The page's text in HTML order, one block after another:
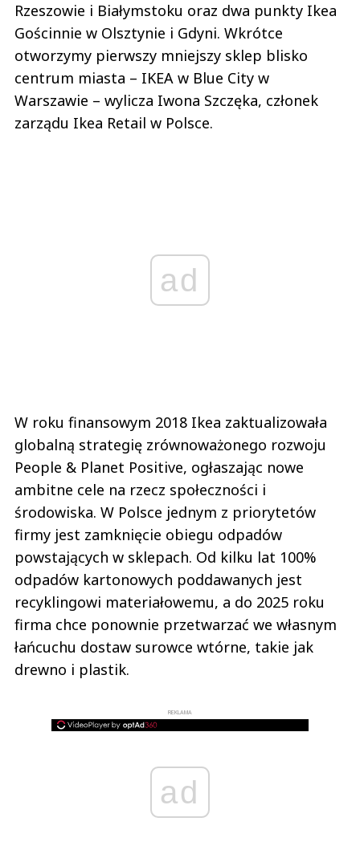
Rzeszowie i Białymstoku oraz dwa punkty Ikea
Gościnnie w Olsztynie i Gdyni. Wkrótce
otworzymy pierwszy mniejszy sklep blisko
centrum miasta – IKEA w Blue City w
Warszawie – wylicza Iwona Szczęka, członek
zarządu Ikea Retail w Polsce.
ad
W roku finansowym 2018 Ikea zaktualizowała
globalną strategię zrównoważonego rozwoju
People & Planet Positive, ogłaszając nowe
ambitne cele na rzecz społeczności i
środowiska. W Polsce jednym z priorytetów
firmy jest zamknięcie obiegu odpadów
powstających w sklepach. Od kilku lat 100%
odpadów kartonowych poddawanych jest
recyklingowi materiałowemu, a do 2025 roku
firma chce ponownie przetwarzać we własnym
łańcuchu dostaw surowce wtórne, takie jak
drewno i plastik.
REKLAMA
ad